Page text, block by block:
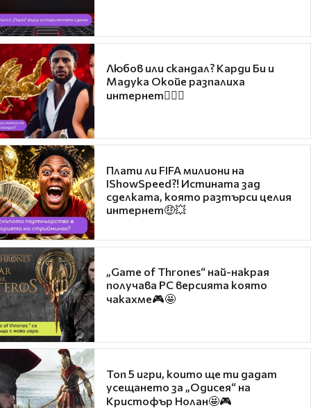
Любов или скандал? Карди Би и
Мадука Окойе разпалиха
интернет❤️‍🔥🔥
Плати ли FIFA милиони на
IShowSpeed?! Истината зад
сделката, която разтърси целия
интернет🤑💥
„Game of Thrones“ най-накрая
получава PC версията която
чакахме🎮🤩
Топ 5 игри, които ще ти дадат
усещането за „Одисея“ на
Кристофър Нолан🤩🎮